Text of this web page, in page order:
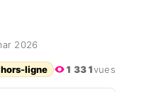
2026
ligne 1 331vues